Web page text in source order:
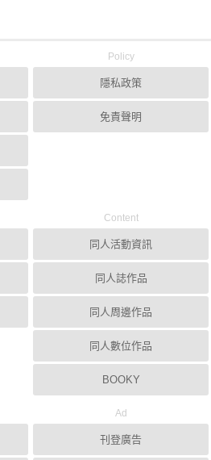
Policy
隱私政策
免責聲明
Content
同人活動資訊
同人誌作品
同人周邊作品
同人數位作品
BOOKY
Ad
刊登廣告